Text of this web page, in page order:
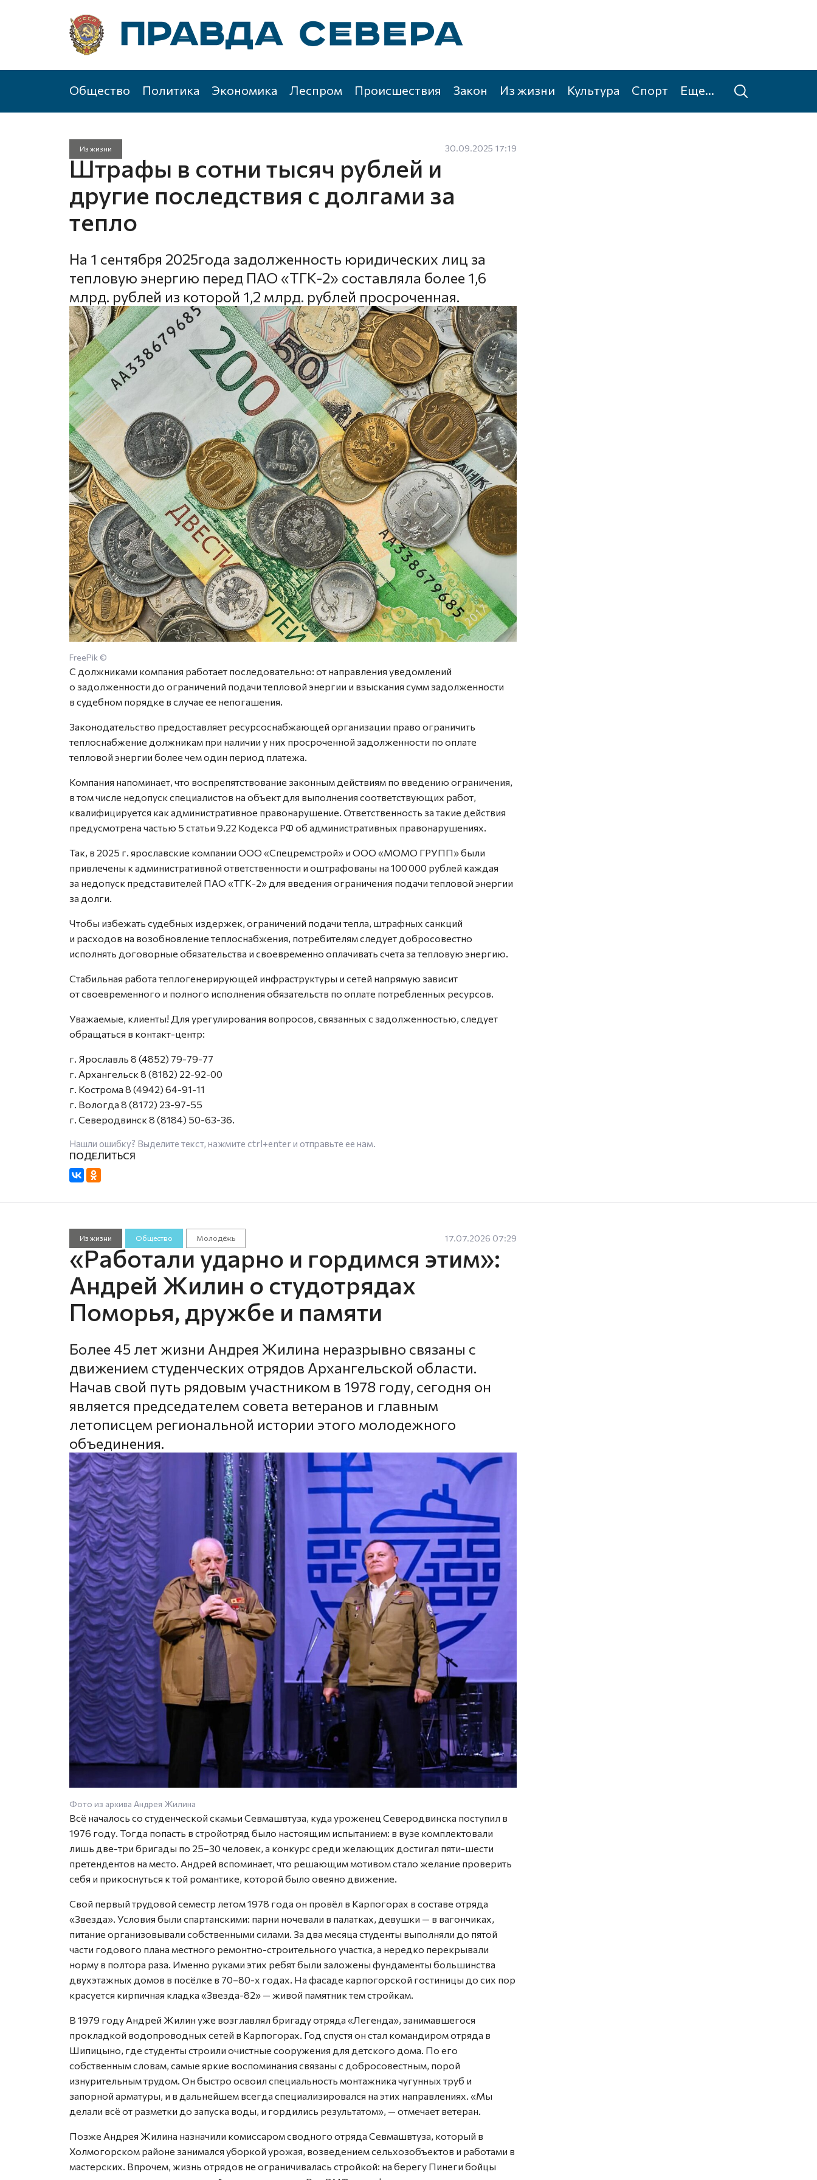
Общество Политика Экономика Леспром Происшествия Закон Из жизни Культура Спорт Еще...
Из жизни 30.09.2025 17:19
Штрафы в сотни тысяч рублей и
другие последствия с долгами за
тепло
На 1 сентября 2025года задолженность юридических лиц за
тепловую энергию перед ПАО «ТГК-2» составляла более 1,6
млрд. рублей из которой 1,2 млрд. рублей просроченная.
FreePik ©
С должниками компания работает последовательно: от направления уведомлений
о задолженности до ограничений подачи тепловой энергии и взыскания сумм задолженности
в судебном порядке в случае ее непогашения.
Законодательство предоставляет ресурсоснабжающей организации право ограничить
теплоснабжение должникам при наличии у них просроченной задолженности по оплате
тепловой энергии более чем один период платежа.
Компания напоминает, что воспрепятствование законным действиям по введению ограничения,
в том числе недопуск специалистов на объект для выполнения соответствующих работ,
квалифицируется как административное правонарушение. Ответственность за такие действия
предусмотрена частью 5 статьи 9.22 Кодекса РФ об административных правонарушениях.
Так, в 2025 г. ярославские компании ООО «Спецремстрой» и ООО «МОМО ГРУПП» были
привлечены к административной ответственности и оштрафованы на 100 000 рублей каждая
за недопуск представителей ПАО «ТГК-2» для введения ограничения подачи тепловой энергии
за долги.
Чтобы избежать судебных издержек, ограничений подачи тепла, штрафных санкций
и расходов на возобновление теплоснабжения, потребителям следует добросовестно
исполнять договорные обязательства и своевременно оплачивать счета за тепловую энергию.
Стабильная работа теплогенерирующей инфраструктуры и сетей напрямую зависит
от своевременного и полного исполнения обязательств по оплате потребленных ресурсов.
Уважаемые, клиенты! Для урегулирования вопросов, связанных с задолженностью, следует
обращаться в контакт-центр:
г. Ярославль 8 (4852) 79-79-77
г. Архангельск 8 (8182) 22-92-00
г. Кострома 8 (4942) 64-91-11
г. Вологда 8 (8172) 23-97-55
г. Северодвинск 8 (8184) 50-63-36.
Нашли ошибку? Выделите текст, нажмите ctrl+enterи отправьте ее нам.
Из жизни Общество Молодёжь 17.07.2026 07:29
«Работали ударно и гордимся этим»:
Андрей Жилин о студотрядах
Поморья, дружбе и памяти
Более 45 лет жизни Андрея Жилина неразрывно связаны с
движением студенческих отрядов Архангельской области.
Начав свой путь рядовым участником в 1978 году, сегодня он
является председателем совета ветеранов и главным
летописцем региональной истории этого молодежного
объединения.
Фото из архива Андрея Жилина
Всё началось со студенческой скамьи Севмашвтуза, куда уроженец Северодвинска поступил в
1976 году. Тогда попасть в стройотряд было настоящим испытанием: в вузе комплектовали
лишь две-три бригады по 25–30 человек, а конкурс среди желающих достигал пяти-шести
претендентов на место. Андрей вспоминает, что решающим мотивом стало желание проверить
себя и прикоснуться к той романтике, которой было овеяно движение.
Свой первый трудовой семестр летом 1978 года он провёл в Карпогорах в составе отряда
«Звезда». Условия были спартанскими: парни ночевали в палатках, девушки — в вагончиках,
питание организовывали собственными силами. За два месяца студенты выполняли до пятой
части годового плана местного ремонтно-строительного участка, а нередко перекрывали
норму в полтора раза. Именно руками этих ребят были заложены фундаменты большинства
двухэтажных домов в посёлке в 70–80-х годах. На фасаде карпогорской гостиницы до сих пор
красуется кирпичная кладка «Звезда-82» — живой памятник тем стройкам.
В 1979 году Андрей Жилин уже возглавлял бригаду отряда «Легенда», занимавшегося
прокладкой водопроводных сетей в Карпогорах. Год спустя он стал командиром отряда в
Шипицыно, где студенты строили очистные сооружения для детского дома. По его
собственным словам, самые яркие воспоминания связаны с добросовестным, порой
изнурительным трудом. Он быстро освоил специальность монтажника чугунных труб и
запорной арматуры, и в дальнейшем всегда специализировался на этих направлениях. «Мы
делали всё от разметки до запуска воды, и гордились результатом», — отмечает ветеран.
Позже Андрея Жилина назначили комиссаром сводного отряда Севмашвтуза, который в
Холмогорском районе занимался уборкой урожая, возведением сельхозобъектов и работами в
мастерских. Впрочем, жизнь отрядов не ограничивалась стройкой: на берегу Пинеги бойцы